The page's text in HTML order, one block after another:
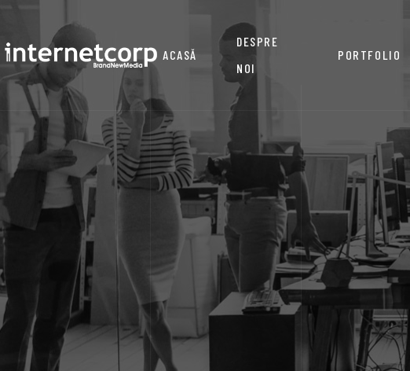
ACASĂ
DESPRE
NOI
PORTFOLIO